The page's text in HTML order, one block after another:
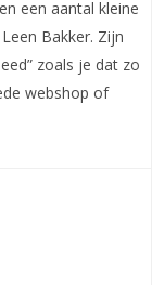
een aantal kleine
Bakker. Zijn
zoals je dat zo
webshop of